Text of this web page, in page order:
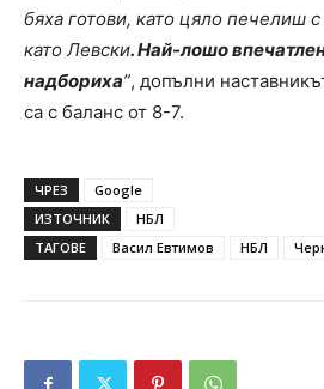
бяха готови, като цяло печелиш
като Левски. Най-лошо
надбориха”, допълни
са с баланс от 8-7.
ЧРЕЗ
Google
ИЗТОЧНИК
НБЛ
ТАГОВЕ
Васил Евтимов НБЛ